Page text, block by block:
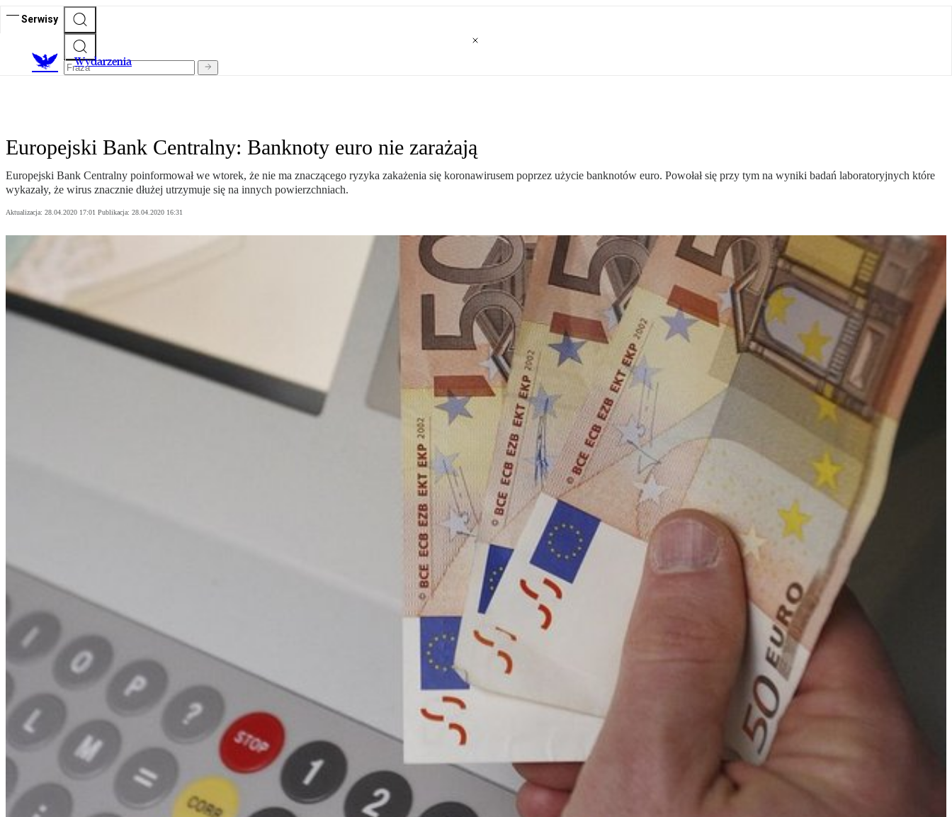
Serwisy
Wydarzenia
Europejski Bank Centralny: Banknoty euro nie zarażają
Europejski Bank Centralny poinformował we wtorek, że nie ma znaczącego ryzyka zakażenia się koronawirusem poprzez użycie banknotów euro. Powołał się przy tym na wyniki badań laboratoryjnych które
wykazały, że wirus znacznie dłużej utrzymuje się na innych powierzchniach.
Aktualizacja: 28.04.2020 17:01 Publikacja: 28.04.2020 16:31